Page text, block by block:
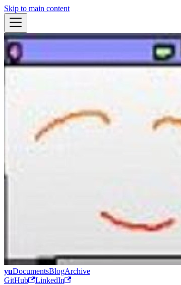
Skip to main content
yuDocumentsBlogArchive
GitHub
LinkedIn